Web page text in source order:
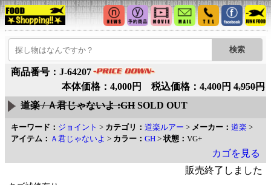
商品番号：J-64207
本体価格：4,000円 税込価格：4,400円 4,950円
道楽 / Ａ君じゃないよ :GH SOLD OUT
キーワード： ジョイント > カテゴリ： 道楽ルアー > メーカー： 道楽 >
アイテム： Ａ君じゃないよ > カラー： GH >状態： VG+
カゴを見る
販売終了しました